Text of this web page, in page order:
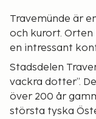
Travemünde är
och kurort. Orten
en intressant
Stadsdelen
vackra dotter”.
över 200 år
största tyska